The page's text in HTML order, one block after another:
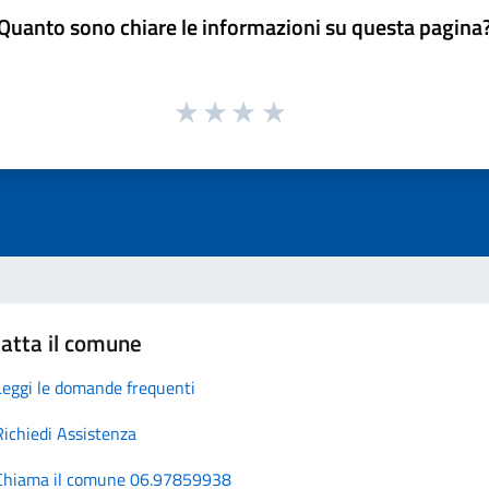
sono chiare le informazioni su questa
il comune
le domande frequenti
Assistenza
il comune 06.97859938